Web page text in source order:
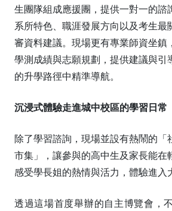
生團隊組成應援團，提供一對一的諮
系所特色、職涯發展方向以及考生最
審資料建議。現場更有專業師資坐鎮
學測成績與志願規劃，提供建議與引
的升學路徑中精準導航。
沉浸式體驗走進城中校區的學習日常
除了學習諮詢，現場並設有熱鬧的「
市集」，讓參與的高中生及家長能在
感受學長姐的熱情與活力，體驗進入
透過這場首度舉辦的自主博覽會，